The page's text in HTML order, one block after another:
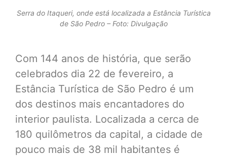
Serra do Itaqueri, onde está localizada a Estância Turística
de São Pedro – Foto: Divulgação
Com 144 anos de história, que serão
celebrados dia 22 de fevereiro, a
Estância Turística de São Pedro é um
dos destinos mais encantadores do
interior paulista. Localizada a cerca de
180 quilômetros da capital, a cidade de
pouco mais de 38 mil habitantes é